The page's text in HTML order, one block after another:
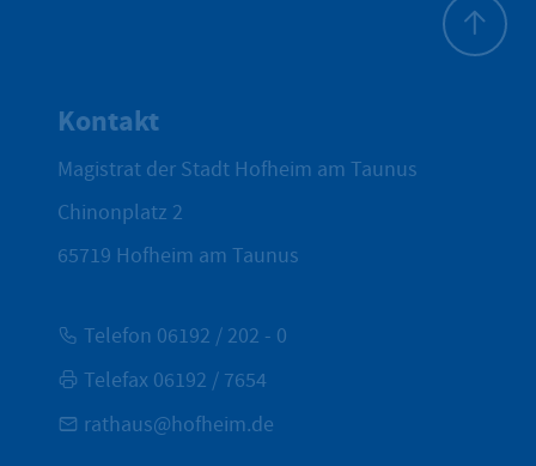
Kontakt
Magistrat der Stadt Hofheim am Taunus
Chinonplatz 2
65719 Hofheim am Taunus
Telefon 06192 / 202 - 0
Telefax 06192 / 7654
rathaus@hofheim.de